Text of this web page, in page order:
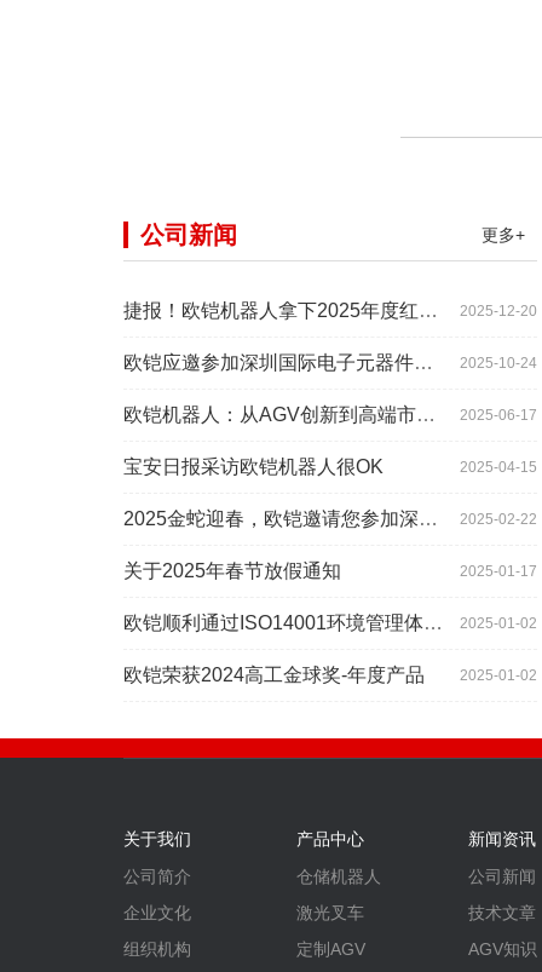
更多+
公司新闻
2025-12-20
捷报！欧铠机器人拿下2025年度红帆奖！
2025-10-24
欧铠应邀参加深圳国际电子元器件展时间:2025年10月28-
2025-06-17
欧铠机器人：从AGV创新到高端市场的领导蜕变
2025-04-15
宝安日报采访欧铠机器人很OK
2025-02-22
2025金蛇迎春，欧铠邀请您参加深圳工业展
2025-01-17
关于2025年春节放假通知
2025-01-02
欧铠顺利通过ISO14001环境管理体系认证
2025-01-02
欧铠荣获2024高工金球奖-年度产品
关于我们
公司简介
企业文化
组织机构
产品中心
仓储机器人
激光叉车
定制AGV
新闻资讯
公司新闻
技术文章
AGV知识